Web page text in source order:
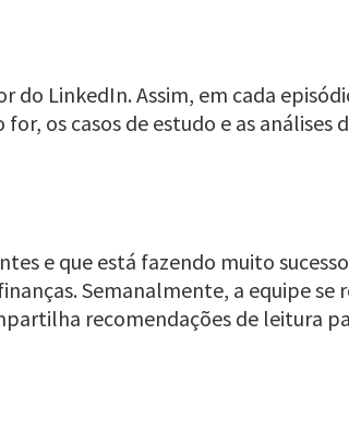
LinkedIn. Assim, em cada
os casos de estudo e as análises
e que está fazendo muito
Semanalmente, a equipe se
recomendações de leitura